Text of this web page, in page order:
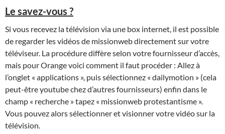
Le savez-vous ?
Si vous recevez la télévision via une box internet, il est possible
de regarder les vidéos de missionweb directement sur votre
téléviseur. La procédure diffère selon votre fournisseur d’accès,
mais pour Orange voici comment il faut procéder : Allez à
l’onglet « applications », puis sélectionnez « dailymotion » (cela
peut-être youtube chez d’autres fournisseurs) enfin dans le
champ « recherche » tapez « missionweb protestantisme ».
Vous pouvez alors sélectionner et visionner votre vidéo sur la
télévision.